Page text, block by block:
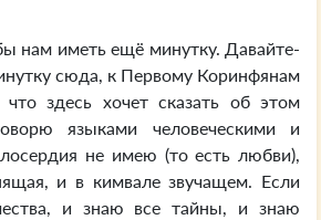
нам иметь ещё минутку. Давайте-
сюда, к Первому Коринфянам
здесь хочет сказать об этом
языками человеческими и
не имею (то есть любви),
и в кимвале звучащем. Если
и знаю все тайны, и знаю